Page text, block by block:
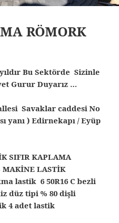
RÖMORK
Bu Sektörde Sizinle
Gurur Duyarız …
Savaklar caddesi No
yanı ) Edirnekapı / Eyüp
SIFIR KAPLAMA
MAKİNE LASTİK
lastik 6 50R16 C bezli
düz tipi % 80 dişli
4 adet lastik